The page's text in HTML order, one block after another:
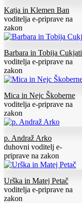
Katja in Klemen Ban
voditelja e-priprave na
zakon
Barbara in Tobija Cukjati
voditelja e-priprave na
zakon
Mica in Nejc Škoberne
voditelja e-priprave na
zakon
p. Andraž Arko
duhovni voditelj e-
priprave na zakon
Urška in Matej Petač
voditelja e-priprave na
zakon